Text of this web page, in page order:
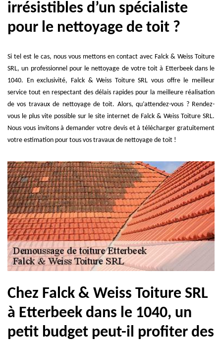
irrésistibles d’un spécialiste
pour le nettoyage de toit ?
Si tel est le cas, nous vous mettons en contact avec Falck & Weiss Toiture
SRL, un professionnel pour le nettoyage de votre toit à Etterbeek dans le
1040. En exclusivité, Falck & Weiss Toiture SRL vous offre le meilleur
service tout en respectant des délais rapides pour la meilleure réalisation
de vos travaux de nettoyage de toit. Alors, qu’attendez-vous ? Rendez-
vous le plus vite possible sur le site internet de Falck & Weiss Toiture SRL.
Nous vous invitons à demander votre devis et à télécharger gratuitement
votre estimation pour tous vos travaux de nettoyage de toit !
Chez Falck & Weiss Toiture SRL
à Etterbeek dans le 1040, un
petit budget peut-il profiter des